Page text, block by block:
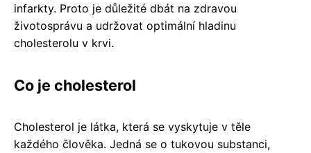
infarkty. Proto je důležité dbát na zdravou
životosprávu a udržovat optimální hladinu
cholesterolu v krvi.
Co je cholesterol
Cholesterol je látka, která se vyskytuje v těle
každého člověka. Jedná se o tukovou substanci,